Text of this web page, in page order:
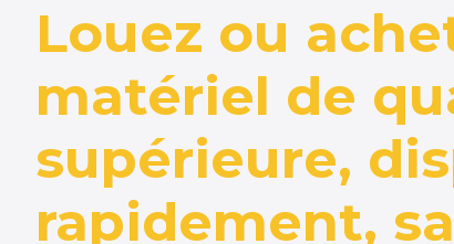
Louez ou
matériel de
supérieure,
rapidement,